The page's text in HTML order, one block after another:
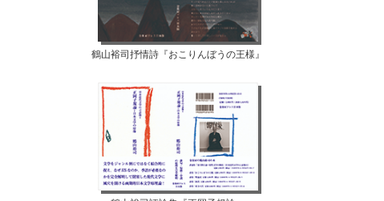
鶴山裕司抒情詩『おこりんぼうの王様』